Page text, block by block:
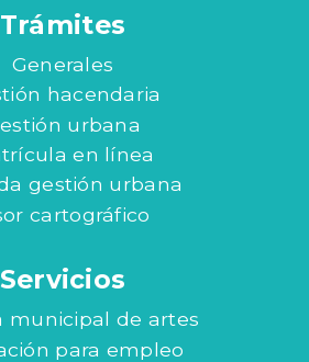
Trámites
Generales
hacendaria
urbana
en línea
gestión urbana
cartográfico
Servicios
municipal de artes
para empleo